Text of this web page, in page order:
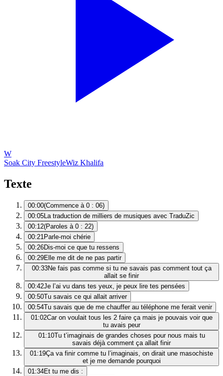
W
Soak City FreestyleWiz Khalifa
Texte
00:00(Commence à 0 : 06)
00:05La traduction de milliers de musiques avec TraduZic
00:12(Paroles à 0 : 22)
00:21Parle-moi chérie
00:26Dis-moi ce que tu ressens
00:29Elle me dit de ne pas partir
00:33Ne fais pas comme si tu ne savais pas comment tout ça
allait se finir
00:42Je l’ai vu dans tes yeux, je peux lire tes pensées
00:50Tu savais ce qui allait arriver
00:54Tu savais que de me chauffer au téléphone me ferait venir
01:02Car on voulait tous les 2 faire ça mais je pouvais voir que
tu avais peur
01:10Tu t’imaginais de grandes choses pour nous mais tu
savais déjà comment ça allait finir
01:19Ça va finir comme tu l’imaginais, on dirait une masochiste
et je me demande pourquoi
01:34Et tu me dis :